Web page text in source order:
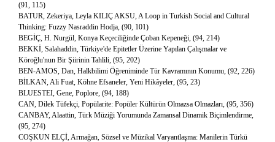
(91, 115)
BATUR, Zekeriya, Leyla KILIÇ AKSU, A Loop in Turkish Social and Cultural
Thinking: Fuzzy Nasraddin Hodja, (90, 101)
BEGİÇ, H. Nurgül, Konya Keçeciliğinde Çoban Kepeneği, (94, 214)
BEKKİ, Salahaddin, Türkiye'de Epitetler Üzerine Yapılan Çalışmalar ve
Köroğlu'nun Bir Şiirinin Tahlili, (95, 202)
BEN-AMOS, Dan, Halkbilimi Öğreniminde Tür Kavramının Konumu, (92, 226)
BİLKAN, Ali Fuat, Köhne Efsaneler, Yeni Hikâyeler, (95, 23)
BLUESTEI, Gene, Poplore, (94, 188)
CAN, Dilek Tüfekçi, Popülarite: Popüler Kültürün Olmazsa Olmazları, (95, 356)
CANBAY, Alaattin, Türk Müziği Yorumunda Zamansal Dinamik Biçimlendirme,
(95, 274)
COŞKUN ELÇİ, Armağan, Sözsel ve Müzikal Varyantlaşma: Manilerin Türkü